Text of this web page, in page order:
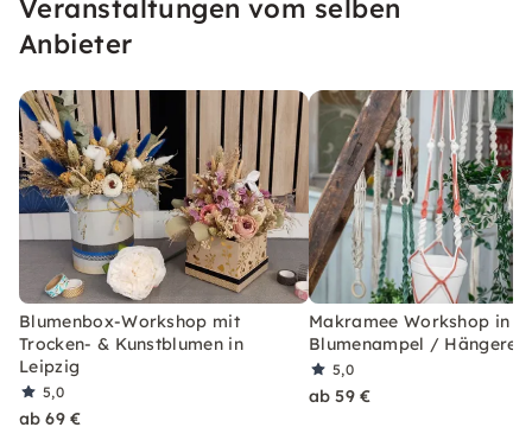
inspirieren.
Veranstaltungen vom selben
Anbieter
Blumenbox-Workshop mit
Trocken- & Kunstblumen in
Leipzig
5,0
ab 69 €
Makramee Workshop in
Blumenampel /
5,0
ab 59 €